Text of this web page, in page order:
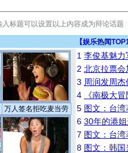
【娱乐热闻
万人签名拒吃麦当劳
1 李俊基魅力
2 北京拉票
3 周润发周
4
《南极大
5 图文：台
6 30年的港
7 图文：台
8 图文：韩